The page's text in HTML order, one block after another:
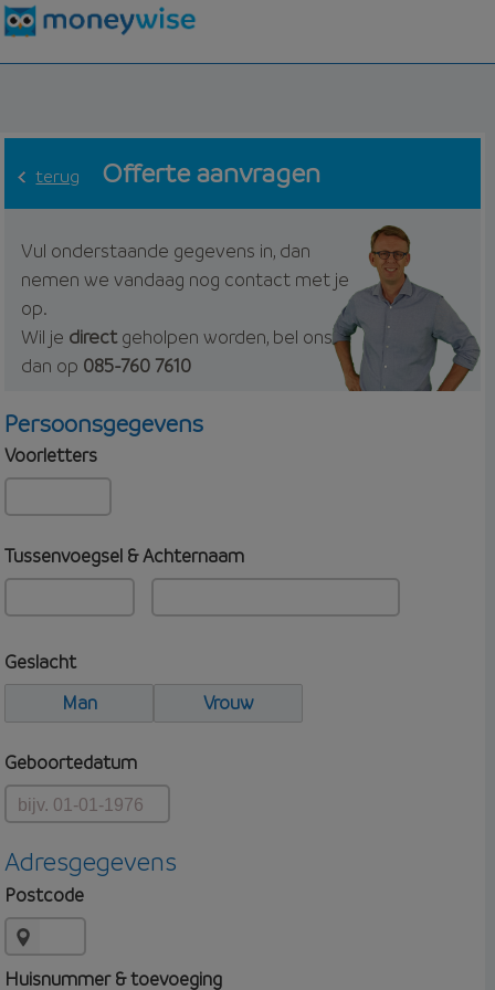
terug Offerte aanvragen
Vul onderstaande gegevens in, dan
nemen we vandaag nog contact met je
op.
Wil je directgeholpen worden, bel ons
dan op 085-760 7610
Persoonsgegevens
Voorletters
Tussenvoegsel & Achternaam
Geslacht
Man
Vrouw
Geboortedatum
Adresgegevens
Postcode
Huisnummer & toevoeging